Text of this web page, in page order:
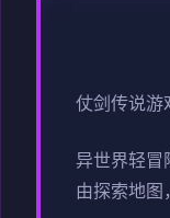
仗剑传说游
异世界轻冒
由探索地图